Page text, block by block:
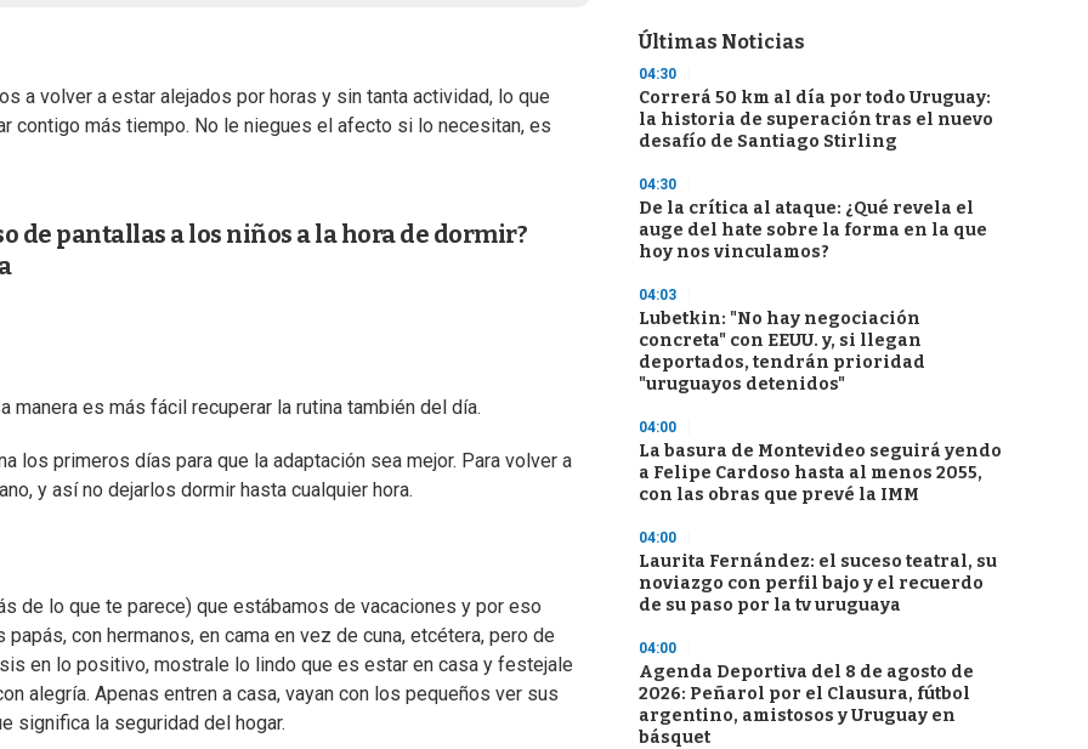
a volver a estar alejados por horas y sin tanta actividad, lo que
contigo más tiempo. No le niegues el afecto si lo necesitan, es
de pantallas a los niños a la hora de dormir?
es más fácil recuperar la rutina también del día.
los primeros días para que la adaptación sea mejor. Para volver a
y así no dejarlos dormir hasta cualquier hora.
de lo que te parece) que estábamos de vacaciones y por eso
con hermanos, en cama en vez de cuna, etcétera, pero de
en lo positivo, mostrale lo lindo que es estar en casa y festejale
alegría. Apenas entren a casa, vayan con los pequeños ver sus
significa la seguridad del hogar.
Últimas Noticias
04:30
Correrá 50 km al día por todo Uruguay:
la historia de superación tras el nuevo
desafío de Santiago Stirling
04:30
De la crítica al ataque: ¿Qué revela el
auge del hate sobre la forma en la que
hoy nos vinculamos?
04:03
Lubetkin: "No hay negociación
concreta" con EEUU. y, si llegan
deportados, tendrán prioridad
"uruguayos detenidos"
04:00
La basura de Montevideo seguirá yendo
a Felipe Cardoso hasta al menos 2055,
con las obras que prevé la IMM
04:00
Laurita Fernández: el suceso teatral, su
noviazgo con perfil bajo y el recuerdo
de su paso por la tv uruguaya
04:00
Agenda Deportiva del 8 de agosto de
2026: Peñarol por el Clausura, fútbol
argentino, amistosos y Uruguay en
básquet